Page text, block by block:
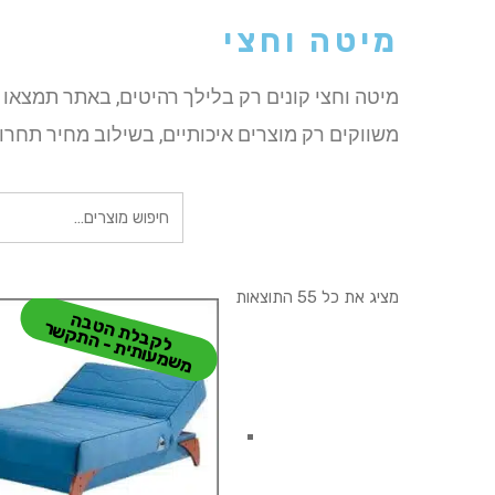
מיטה וחצי
מיטה וחצי קונים רק בלילך רהיטים, באתר
משווקים רק מוצרים איכותיים, בשילוב מחיר
חיפוש
עבור:
מציג את כל 55 התוצאות
ל
ק
ב
ל
ת
ה
ט
ב
ה
מ
ש
מ
עו
תי
ת
-
ה
ת
ק
ש
ר